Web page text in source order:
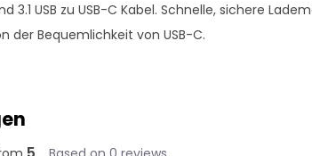
3.1 USB zu USB-C Kabel. Schnelle, sichere
der Bequemlichkeit von USB-C.